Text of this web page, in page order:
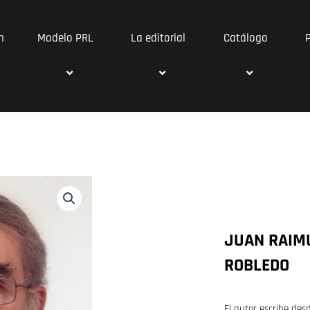
Modelo PRL La editorial Catálogo
JUAN
ROBLEDO